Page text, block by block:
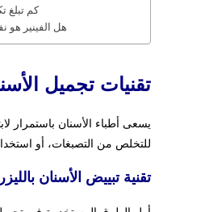
كم تبلغ
هل الفينير هو
تقنيات تجميل
يسعى أطباء الأسنان باستمرار
للتخلص من التصبغات، أو
تقنية تبييض الأسنان بالليزر